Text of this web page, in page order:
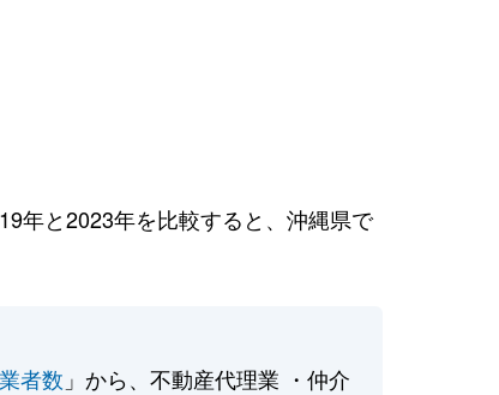
年と2023年を比較すると、沖縄県で
者数 」から、不動産代理業 ・仲介